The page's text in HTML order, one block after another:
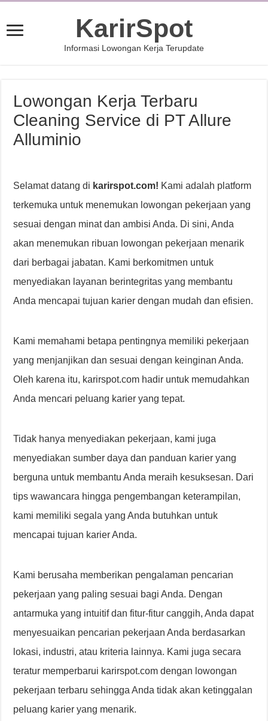
KarirSpot
Informasi Lowongan Kerja Terupdate
Lowongan Kerja Terbaru
Cleaning Service di PT Allure
Alluminio
Selamat datang di karirspot.com! Kami adalah platform
terkemuka untuk menemukan lowongan pekerjaan yang
sesuai dengan minat dan ambisi Anda. Di sini, Anda
akan menemukan ribuan lowongan pekerjaan menarik
dari berbagai jabatan. Kami berkomitmen untuk
menyediakan layanan berintegritas yang membantu
Anda mencapai tujuan karier dengan mudah dan efisien.
Kami memahami betapa pentingnya memiliki pekerjaan
yang menjanjikan dan sesuai dengan keinginan Anda.
Oleh karena itu, karirspot.com hadir untuk memudahkan
Anda mencari peluang karier yang tepat.
Tidak hanya menyediakan pekerjaan, kami juga
menyediakan sumber daya dan panduan karier yang
berguna untuk membantu Anda meraih kesuksesan. Dari
tips wawancara hingga pengembangan keterampilan,
kami memiliki segala yang Anda butuhkan untuk
mencapai tujuan karier Anda.
Kami berusaha memberikan pengalaman pencarian
pekerjaan yang paling sesuai bagi Anda. Dengan
antarmuka yang intuitif dan fitur-fitur canggih, Anda dapat
menyesuaikan pencarian pekerjaan Anda berdasarkan
lokasi, industri, atau kriteria lainnya. Kami juga secara
teratur memperbarui karirspot.com dengan lowongan
pekerjaan terbaru sehingga Anda tidak akan ketinggalan
peluang karier yang menarik.